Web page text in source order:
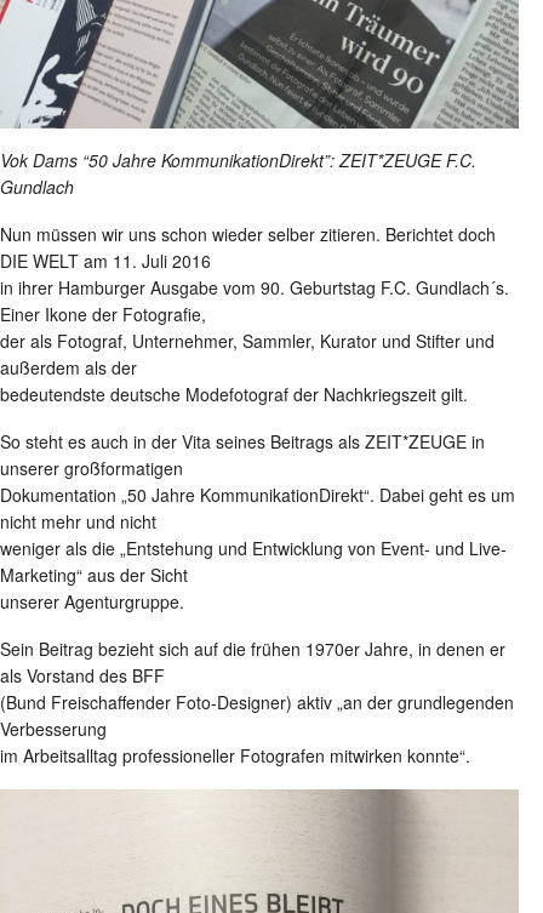
Vok Dams “50 Jahre KommunikationDirekt”: ZEIT*ZEUGE F.C.
Gundlach
Nun müssen wir uns schon wieder selber zitieren. Berichtet doch
DIE WELT am 11. Juli 2016
in ihrer Hamburger Ausgabe vom 90. Geburtstag F.C. Gundlach´s.
Einer Ikone der Fotografie,
der als Fotograf, Unternehmer, Sammler, Kurator und Stifter und
außerdem als der
bedeutendste deutsche Modefotograf der Nachkriegszeit gilt.
So steht es auch in der Vita seines Beitrags als ZEIT*ZEUGE in
unserer großformatigen
Dokumentation „50 Jahre KommunikationDirekt“. Dabei geht es um
nicht mehr und nicht
weniger als die „Entstehung und Entwicklung von Event- und Live-
Marketing“ aus der Sicht
unserer Agenturgruppe.
Sein Beitrag bezieht sich auf die frühen 1970er Jahre, in denen er
als Vorstand des BFF
(Bund Freischaffender Foto-Designer) aktiv „an der grundlegenden
Verbesserung
im Arbeitsalltag professioneller Fotografen mitwirken konnte“.